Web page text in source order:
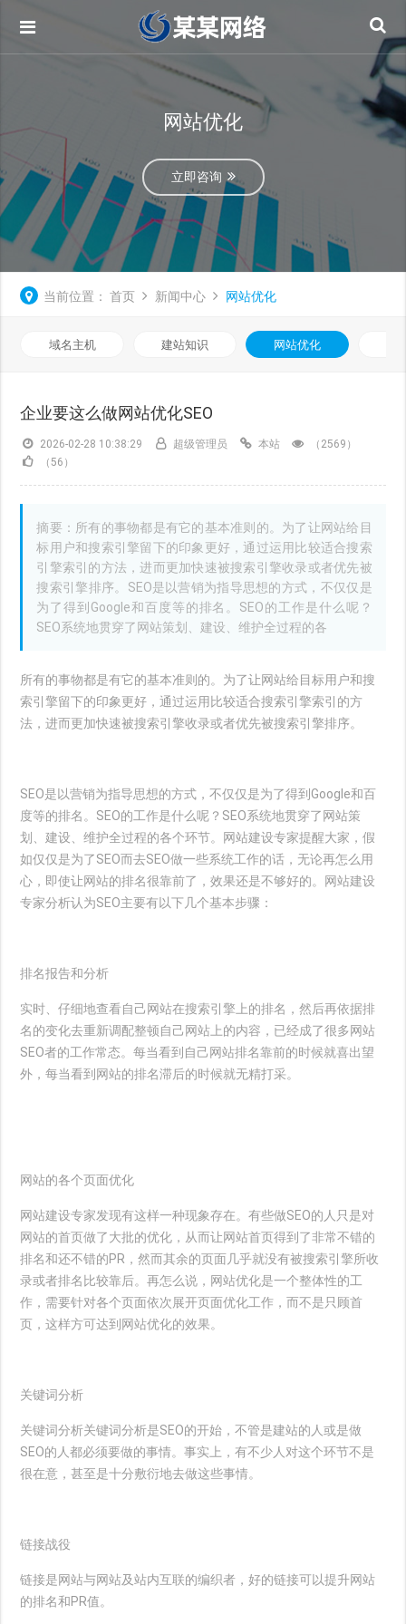
网站优化
立即咨询
当前位置： 首页 新闻中心 网站优化
域名主机 建站知识 网站优化
企业要这么做网站优化SEO
2026-02-28 10:38:29 超级管理员 本站
（2569）
（56）
摘要：所有的事物都是有它的基本准则的。为了让网站给目
标用户和搜索引擎留下的印象更好，通过运用比较适合搜索
引擎索引的方法，进而更加快速被搜索引擎收录或者优先被
搜索引擎排序。SEO是以营销为指导思想的方式，不仅仅是
为了得到Google和百度等的排名。SEO的工作是什么呢？
SEO系统地贯穿了网站策划、建设、维护全过程的各
所有的事物都是有它的基本准则的。为了让网站给目标用户和搜
索引擎留下的印象更好，通过运用比较适合搜索引擎索引的方
法，进而更加快速被搜索引擎收录或者优先被搜索引擎排序。
SEO是以营销为指导思想的方式，不仅仅是为了得到Google和百
度等的排名。SEO的工作是什么呢？SEO系统地贯穿了网站策
划、建设、维护全过程的各个环节。网站建设专家提醒大家，假
如仅仅是为了SEO而去SEO做一些系统工作的话，无论再怎么用
心，即使让网站的排名很靠前了，效果还是不够好的。网站建设
专家分析认为SEO主要有以下几个基本步骤：
排名报告和分析
实时、仔细地查看自己网站在搜索引擎上的排名，然后再依据排
名的变化去重新调配整顿自己网站上的内容，已经成了很多网站
SEO者的工作常态。每当看到自己网站排名靠前的时候就喜出望
外，每当看到网站的排名滞后的时候就无精打采。
网站的各个页面优化
网站建设专家发现有这样一种现象存在。有些做SEO的人只是对
网站的首页做了大批的优化，从而让网站首页得到了非常不错的
排名和还不错的PR，然而其余的页面几乎就没有被搜索引擎所收
录或者排名比较靠后。再怎么说，网站优化是一个整体性的工
作，需要针对各个页面依次展开页面优化工作，而不是只顾首
页，这样方可达到网站优化的效果。
关键词分析
关键词分析关键词分析是SEO的开始，不管是建站的人或是做
SEO的人都必须要做的事情。事实上，有不少人对这个环节不是
很在意，甚至是十分敷衍地去做这些事情。
链接战役
链接是网站与网站及站内互联的编织者，好的链接可以提升网站
的排名和PR值。